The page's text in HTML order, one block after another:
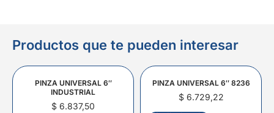
Productos que te pueden interesar
PINZA UNIVERSAL 6″
INDUSTRIAL
$ 6.837,50
PINZA UNIVERSAL 6″ 8236
$6.729,22